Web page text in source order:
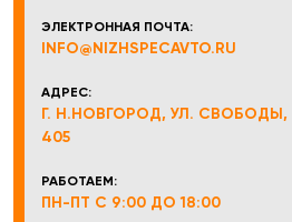
ЭЛЕКТРОННАЯ ПОЧТА:
INFO@NIZHSPECAVTO.RU
АДРЕС:
Г. Н.НОВГОРОД, УЛ. СВОБОДЫ,
405
РАБОТАЕМ:
ПН-ПТ С 9:00 ДО 18:00